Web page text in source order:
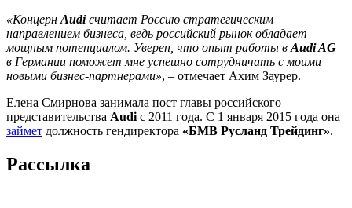
«Концерн Audiсчитает Россию стратегическим
направлением бизнеса, ведь российский рынок обладает
мощным потенциалом. Уверен, что опыт работы в Audi AG
в Германии поможет мне успешно сотрудничать с моими
новыми бизнес-партнерами», – отмечает Ахим Заурер.
Елена Смирнова занимала пост главы российского
представительства Audi с 2011 года. С 1 января 2015 года она
займет должность гендиректора «БМВ Русланд Трейдинг».
Рассылка